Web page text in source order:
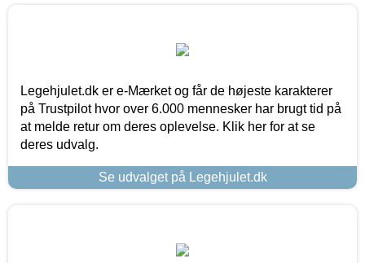
Legehjulet.dk er e-Mærket og får de højeste karakterer
på Trustpilot hvor over 6.000 mennesker har brugt tid på
at melde retur om deres oplevelse. Klik her for at se
deres udvalg.
Se udvalget på Legehjulet.dk